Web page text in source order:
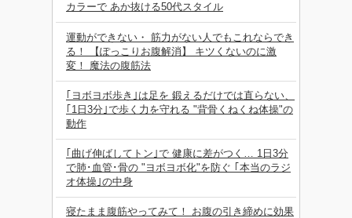
カラーで あか抜ける50代スタイル
運動ができない・ 筋力がない人でもこれならでき
る！ 【ぽっこりお腹解消】 キツくないのに激
変！ 魔法の腹筋法
｢ヨボヨボ歩き｣は足を 鍛えるだけでは直らない、
｢1日3分｣で歩く力を守れる "背骨くねくね体操"の
動作
｢曲げ伸ばしてトン｣で 健康に差がつく… 1日3分
で肺･血管･骨の "ヨボヨボ化"を防ぐ ｢本当のラジ
オ体操｣の中身
寝たまま腹筋やってみて！ お腹の引き締めに効果